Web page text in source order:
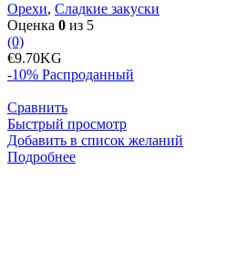
Орехи, Сладкие закуски
Оценка 0 из 5
(0)
€9.70KG
-10% Распроданный
Сравнить
Быстрый просмотр
Добавить в список желаний
Подробнее